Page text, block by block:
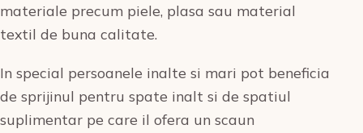
materiale precum piele, plasa sau material
textil de buna calitate.
In special persoanele inalte si mari pot beneficia
de sprijinul pentru spate inalt si de spatiul
suplimentar pe care il ofera un scaun